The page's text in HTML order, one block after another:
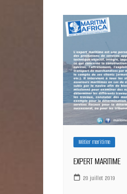
Métier maritime
EXPERT MARITIME
20 juillet 2019